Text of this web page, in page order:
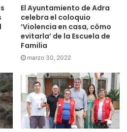
El Ayuntamiento de Adra
celebra el coloquio
‘Violencia en casa, cómo
evitarla’ de la Escuela de
Familia
marzo 30, 2022